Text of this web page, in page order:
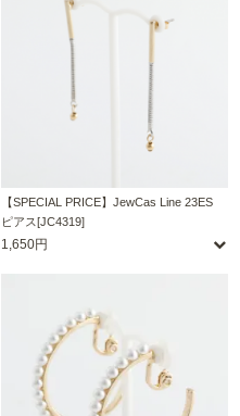
【SPECIAL PRICE】JewCas Line 23ES
ピアス[JC4319]
1,650円